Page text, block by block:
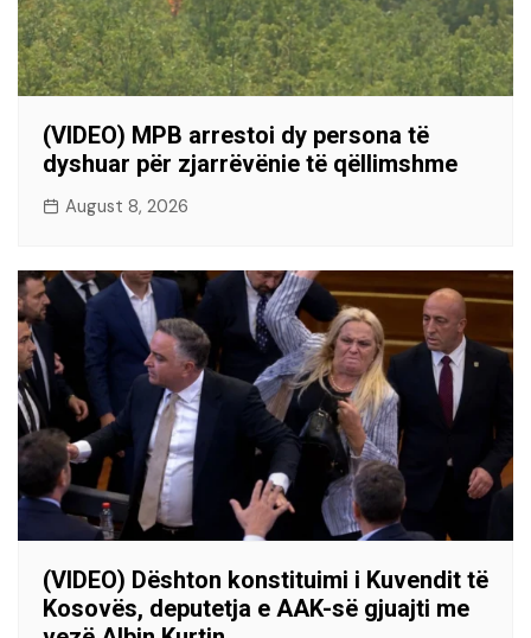
(VIDEO) MPB arrestoi dy persona të
dyshuar për zjarrëvënie të qëllimshme
August 8, 2026
(VIDEO) Dështon konstituimi i Kuvendit të
Kosovës, deputetja e AAK-së gjuajti me